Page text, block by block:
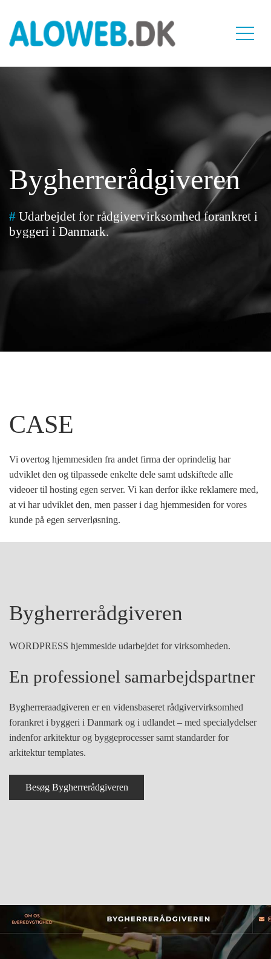
Bygherrerådgiveren
# Udarbejdet for rådgivervirksomhed forankret i
byggeri i Danmark.
CASE
Vi overtog hjemmesiden fra andet firma der oprindelig har
udviklet den og tilpassede enkelte dele samt udskiftede alle
videoer til hosting egen server. Vi kan derfor ikke reklamere med,
at vi har udviklet den, men passer i dag hjemmesiden for vores
kunde på egen serverløsning.
Bygherrerådgiveren
WORDPRESS hjemmeside udarbejdet for virksomheden.
En professionel samarbejdspartner
Bygherreraadgiveren er en vidensbaseret rådgivervirksomhed
forankret i byggeri i Danmark og i udlandet – med specialydelser
indenfor arkitektur og byggeprocesser samt standarder for
arkitektur templates.
Besøg Bygherrerådgiveren